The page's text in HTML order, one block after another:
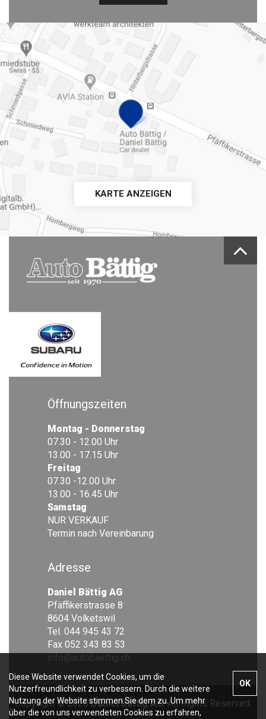
KARTE ANZEIGEN
Diese Website verwendet Cookies, um die
Nutzerfreundlichkeit zu verbessern. Durch die weitere
Nutzung der Website stimmen Sie dem zu. Um mehr
über die von uns verwendeten Cookies zu erfahren,
OK
Öffnungszeiten
Montag - Donnerstag
07.30 - 12.00 Uhr
13.00 - 17.15 Uhr
Freitag
07.30 -12.00 Uhr
13.00 - 16.45 Uhr
Samstag
NUR VERKAUF
Termin nach Vereinbarung
Adresse
Daniel Bättig AG
Pfäffikerstrasse 8
8604 Volketswil
Tel. 044 945 43 72
Fax 052 343 83 53
info@autobaettig.ch
Copyright © 2026Daniel Bättig AG. All Rights Reserved.